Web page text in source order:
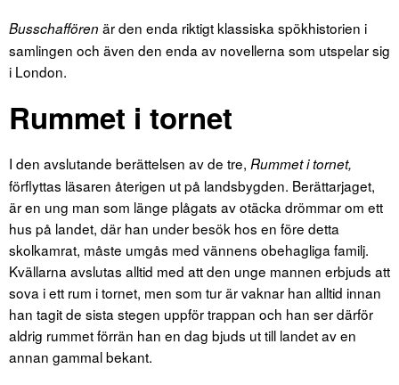
Busschaffören är den enda riktigt klassiska spökhistorien i
samlingen och även den enda av novellerna som utspelar sig
i London.
Rummet i tornet
I den avslutande berättelsen av de tre, Rummet i tornet,
förflyttas läsaren återigen ut på landsbygden. Berättarjaget,
är en ung man som länge plågats av otäcka drömmar om ett
hus på landet, där han under besök hos en före detta
skolkamrat, måste umgås med vännens obehagliga familj.
Kvällarna avslutas alltid med att den unge mannen erbjuds att
sova i ett rum i tornet, men som tur är vaknar han alltid innan
han tagit de sista stegen uppför trappan och han ser därför
aldrig rummet förrän han en dag bjuds ut till landet av en
annan gammal bekant.